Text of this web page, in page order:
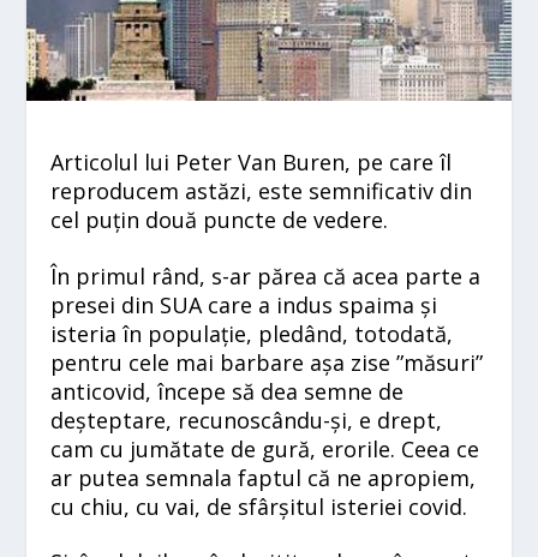
Articolul lui Peter Van Buren, pe care îl
reproducem astăzi, este semnificativ din
cel puțin două puncte de vedere.
În primul rând, s-ar părea că acea parte a
presei din SUA care a indus spaima și
isteria în populație, pledând, totodată,
pentru cele mai barbare așa zise ”măsuri”
anticovid, începe să dea semne de
deșteptare, recunoscându-și, e drept,
cam cu jumătate de gură, erorile. Ceea ce
ar putea semnala faptul că ne apropiem,
cu chiu, cu vai, de sfârșitul isteriei covid.